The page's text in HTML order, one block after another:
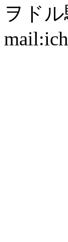
ヲド